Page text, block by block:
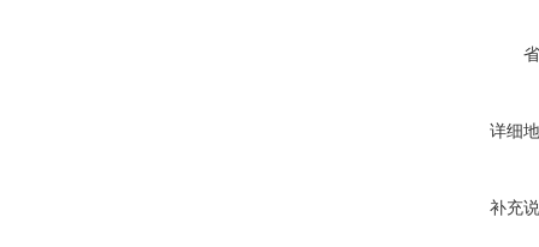
详细
补充